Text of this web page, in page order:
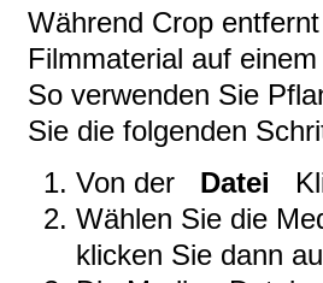
Während Crop
Filmmaterial auf
So verwenden Sie
Sie die folgenden
Von der
Datei
Wählen Sie die
klicken Sie dann